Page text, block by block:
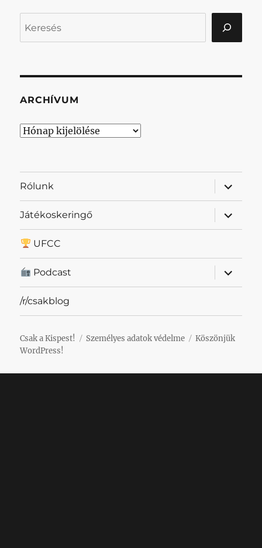
ARCHÍVUM
Archívum
Rólunk
almenü
Játékoskeringő
almenü
UFCC
Podcast
almenü
/r/csakblog
Csak a Kispest! Személyes adatok védelme
Köszönjük
WordPress!